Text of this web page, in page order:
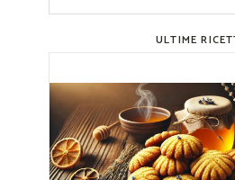
ULTIME